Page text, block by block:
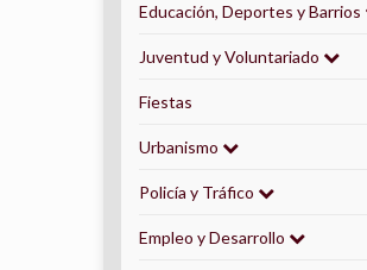
Educación, Deportes y Barrios
Juventud y Voluntariado
Fiestas
Urbanismo
Policía y Tráfico
Empleo y Desarrollo